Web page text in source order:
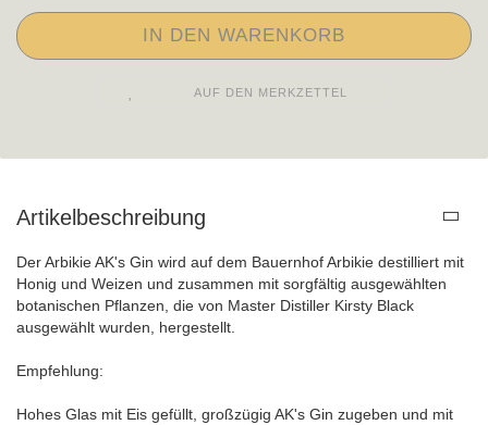
AUF DEN MERKZETTEL
Artikelbeschreibung
Der Arbikie AK's Gin wird auf dem Bauernhof Arbikie destilliert mit
Honig und Weizen und zusammen mit sorgfältig ausgewählten
botanischen Pflanzen, die von Master Distiller Kirsty Black
ausgewählt wurden, hergestellt.
Empfehlung:
Hohes Glas mit Eis gefüllt, großzügig AK's Gin zugeben und mit